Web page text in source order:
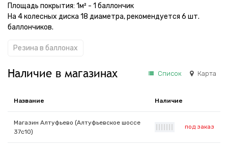
Площадь покрытия: 1м² - 1 баллончик
На 4 колесных диска 18 диаметра, рекомендуется 6 шт.
баллончиков.
Резина в баллонах
Наличие в магазинах Список Карта
Название Наличие
Магазин Алтуфьево (Алтуфьевское шоссе
37с10)
под заказ